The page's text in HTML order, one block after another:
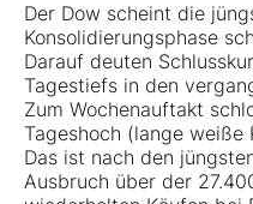
Kontakt
Der Dow scheint die
Konsolidierungsphase
Darauf deuten
Tagestiefs in den
Zum Wochenauftakt
Tageshoch (lange
Das ist nach den
Ausbruch über der